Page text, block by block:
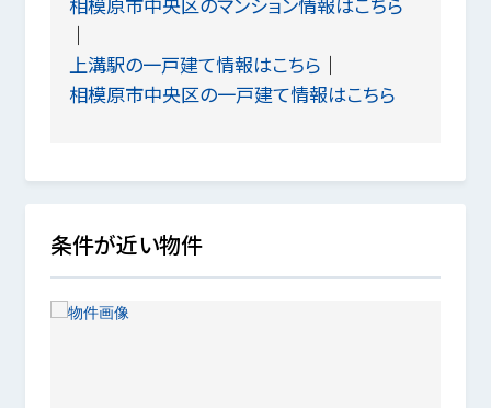
上溝駅の一戸建て情報はこちら
相模原市中央区の一戸建て情報はこちら
条件が近い物件